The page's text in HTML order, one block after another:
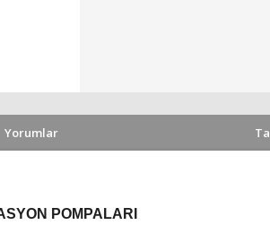
Yorumlar
POMPALARI